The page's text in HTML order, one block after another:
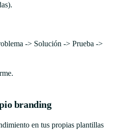
-> Solución -> Prueba ->
branding
en tus propias plantillas